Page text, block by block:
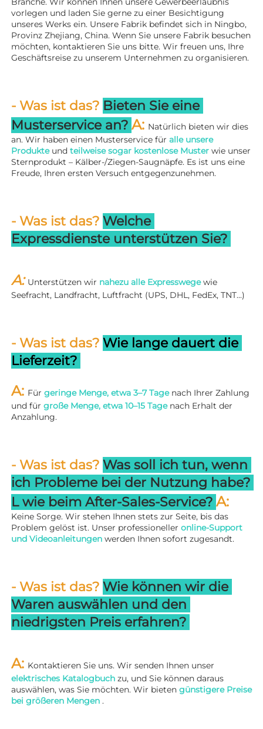
vorlegen und laden Sie gerne zu einer Besichtigung
unseres Werks ein. Unsere Fabrik befindet sich in Ningbo,
Provinz Zhejiang, China. Wenn Sie unsere Fabrik besuchen
möchten, kontaktieren Sie uns bitte. Wir freuen uns, Ihre
Geschäftsreise zu unserem Unternehmen zu organisieren.
- Was ist das? Bieten Sie eine
Musterservice an? A: Natürlich bieten wir dies
an. Wir haben einen Musterservice für alle unsere
Produkte und teilweise sogar kostenlose Muster wie unser
Sternprodukt – Kälber-/Ziegen-Saugnäpfe. Es ist uns eine
Freude, Ihren ersten Versuch entgegenzunehmen.
- Was ist das? Welche
Expressdienste unterstützen Sie?
A: Unterstützen wir nahezu alle Expresswege wie
Seefracht, Landfracht, Luftfracht (UPS, DHL, FedEx, TNT...)
- Was ist das? Wie lange dauert die
Lieferzeit?
A: Für geringe Menge, etwa 3–7 Tage nach Ihrer Zahlung
und für große Menge, etwa 10–15 Tage nach Erhalt der
Anzahlung.
- Was ist das? Was soll ich tun, wenn
L wie beim After-Sales-Service?
Keine Sorge. Wir stehen Ihnen stets zur Seite, bis das
Problem gelöst ist. Unser professioneller online-Support
und Videoanleitungen werden Ihnen sofort zugesandt.
- Was ist das? Wie können wir die
Waren auswählen und den
niedrigsten Preis erfahren?
A:
elektrisches Katalogbuch zu, und Sie können daraus
auswählen, was Sie möchten. Wir bieten günstigere Preise
bei größeren Mengen .